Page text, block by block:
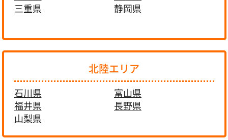
三重県
静岡県
北陸エリア
石川県
富山県
福井県
長野県
山梨県